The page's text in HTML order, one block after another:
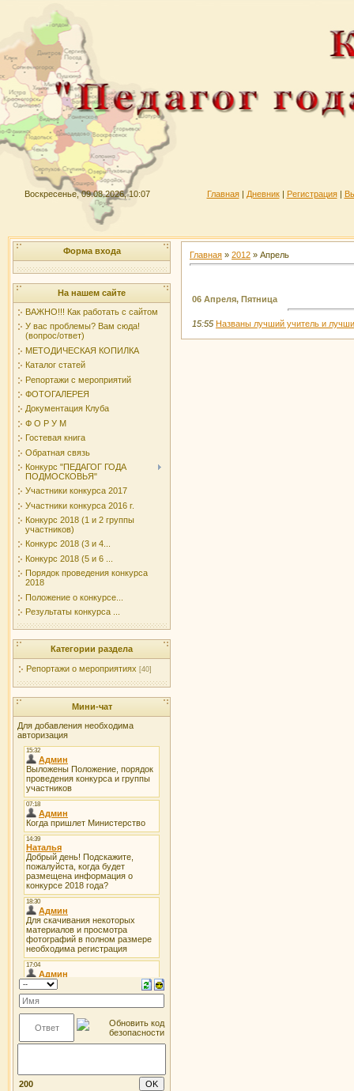
Воскресенье, 09.08.2026, 10:07 Главная| Дневник| Регистрация |
Форма входа
На нашем сайте
ВАЖНО!!! Как работать с сайтом
У вас проблемы? Вам сюда!
(вопрос/ответ)
МЕТОДИЧЕСКАЯ КОПИЛКА
Каталог статей
Репортажи с мероприятий
ФОТОГАЛЕРЕЯ
Документация Клуба
Ф О Р У М
Гостевая книга
Обратная связь
Конкурс "ПЕДАГОГ ГОДА
ПОДМОСКОВЬЯ"
Участники конкурса 2017
Участники конкурса 2016 г.
Конкурс 2018 (1 и 2 группы
участников)
Конкурс 2018 (3 и 4...
Конкурс 2018 (5 и 6 ...
Порядок проведения конкурса
2018
Положение о конкурсе...
Результаты конкурса ...
Категории раздела
Репортажи о мероприятиях [40]
Мини-чат
Для добавления необходима
авторизация
200
Главная » 2012 » Апрель
06 Апреля, Пятница
15:55 Названы лучший учитель и